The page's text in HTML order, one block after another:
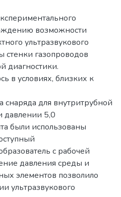
возможности
ультразвукового
стенки газопроводов
диагностики.
в условиях, близких к
снаряда для внутритрубной
давлении 5,0
были использованы
с рабочей
давления среды и
элементов позволило
ультразвукового